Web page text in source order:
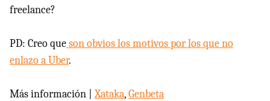
freelance?
PD: Creo queson obvios los motivos por los que no
enlazo a Uber.
Más información |Xataka,Genbeta